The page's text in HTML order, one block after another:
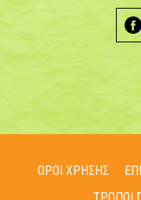
ΟΡΟΙ ΧΡΗΣΗΣ